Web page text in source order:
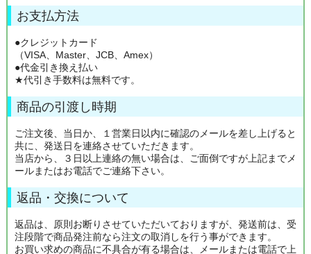
お支払方法
●クレジットカード
（VISA、Master、JCB、Amex）
●代金引き換え払い
★代引き手数料は無料です。
商品の引渡し時期
ご注文後、当日か、１営業日以内に確認のメールを差し上げると
共に、発送日を連絡させていただきます。
当店から、３日以上連絡の無い場合は、ご面倒ですが上記までメ
ールまたはお電話でご連絡下さい。
返品・交換について
返品は、原則お断りさせていただいておりますが、発送前は、受
注段階で商品発注前なら注文の取消しを行う事ができます。
お買い求めの商品に不具合が有る場合は、メールまたは電話で上